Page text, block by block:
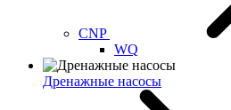
CNP
WQ
Дренажные насосы